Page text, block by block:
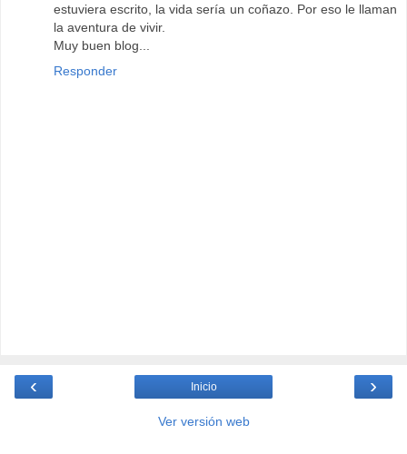
estuviera escrito, la vida sería un coñazo. Por eso le llaman
la aventura de vivir.
Muy buen blog...
Responder
‹ ›
Inicio
Ver versión web